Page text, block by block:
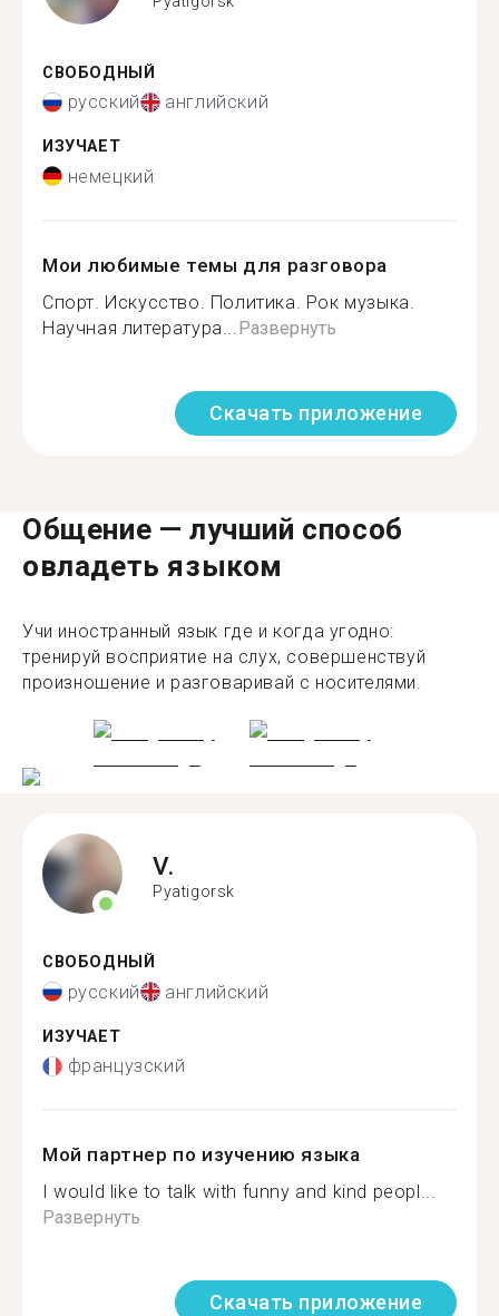
СВОБОДНЫЙ
русский английский
ИЗУЧАЕТ
немецкий
Мои любимые темы для разговора
Спорт. Искусство. Политика. Рок музыка.
Научная литература... Развернуть
Скачать приложение
Общение — лучший способ
овладеть языком
Учи иностранный язык где и когда угодно:
тренируй восприятие на слух, совершенствуй
произношение и разговаривай с носителями.
V.
Pyatigorsk
СВОБОДНЫЙ
русский английский
ИЗУЧАЕТ
французский
Мой партнер по изучению языка
I would like to talk with funny and kind peopl...
Развернуть
Скачать приложение